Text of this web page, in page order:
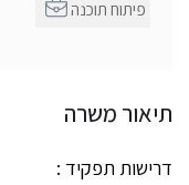
תיאור משרה
דרישות תפקיד :